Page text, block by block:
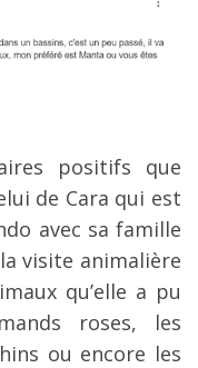
positifs que
de Cara qui est
avec sa famille
visite animalière
qu’elle a pu
roses, les
ou encore les